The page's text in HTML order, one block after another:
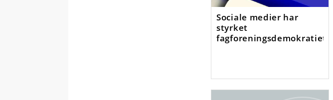
Sociale medier har
styrket
fagforeningsdemokratiet